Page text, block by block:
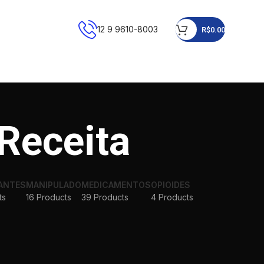
12 9 9610-8003 R$0.00
MANIPULADO
16 Products
MEDICAMENTOS
39 Products
OPIOIDES
4 Products